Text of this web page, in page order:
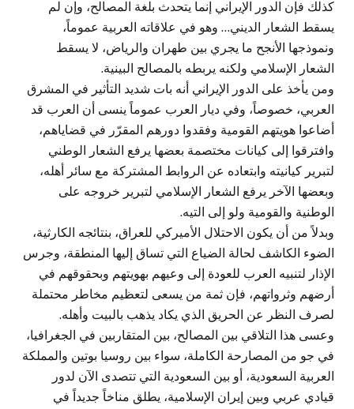
كذلك فإن الدور الإيراني إنما يتحدث بلغة المصالح، وإن لم
يسقط الشعار الديني… وهو في علاقاته العربية عموماً،
ونموذجها الأنجح ما يجري بين طهران والرياض، لا يسقط
الشعار الإسلامي ولكنه يربطه بالمصالح البينية.
ومن يأخذ على الدور الإيراني أنه بات شديد التأثير في المشرق
العربي، خصوصاً، وفي ديار العرب عموماً ينسى أن العرب قد
أضاعوا هويتهم القومية وفقدوا دورهم المقرّر في قضاياهم،
وافترقوا إلى كيانات مختصمة بعضها يرفع الشعار الوطني
لتبرير كيانيته وابتعاده عن الروابط المشتركة مع سائر أهله،
وبعضها الآخر يرفع الشعار الإسلامي لتبرير خروجه على
الوطنية والقومية ولو إلى التيه.
وبدلاً من أن يكون الاحتلال الأميركي للعراق، بنتائجه الكارثية،
الضوء الكاشف لحالة الضياع التي تساق إليها المنطقة، وجرس
الإذار لتنبيه العرب للعودة إلى وعيهم بهويتهم وبحقوقهم في
أرضهم وثرواتهم، فإن ثمة من يسعى لتعظيم مخاطر محتملة
لصرف النظر عن الحريق الذي يكاد يذهب بالبيت وأهله.
وعسى هذا التلاقي بين المصالح، بين المتقاربين في الجغرافيا،
في جو من المصارحة الكاملة، سواء بين روسيا بوتين والمملكة
العربية السعودية، أو بين السعودية التي تتصدى الآن لدور
قيادي عربي وبين إيران الإسلامية، يطلق مناخاً جديداً في